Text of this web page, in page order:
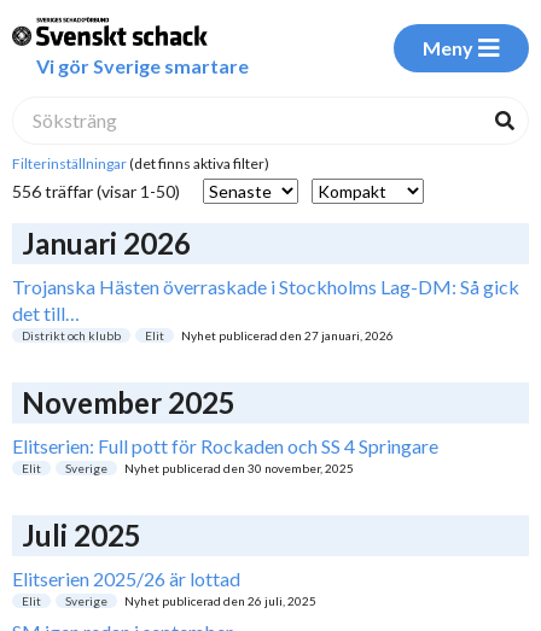
Vi gör Sverige smartare
Meny
Filterinställningar(det finns aktiva filter)
556 träffar (visar 1-50)
Januari 2026
Trojanska Hästen överraskade i Stockholms Lag-DM: Så gick
det till…
Distrikt och klubb Elit Nyhet publicerad den 27 januari, 2026
November 2025
Elitserien: Full pott för Rockaden och SS 4 Springare
Elit Sverige Nyhet publicerad den 30 november, 2025
Juli 2025
Elitserien 2025/26 är lottad
Elit Sverige Nyhet publicerad den 26 juli, 2025